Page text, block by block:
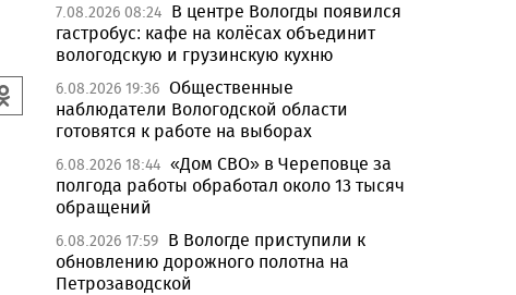
7.08.2026 08:24 В центре Вологды появился
гастробус: кафе на колёсах объединит
вологодскую и грузинскую кухню
6.08.2026 19:36 Общественные
наблюдатели Вологодской области
готовятся к работе на выборах
6.08.2026 18:44 «Дом СВО» в Череповце за
полгода работы обработал около 13 тысяч
обращений
6.08.2026 17:59 В Вологде приступили к
обновлению дорожного полотна на
Петрозаводской